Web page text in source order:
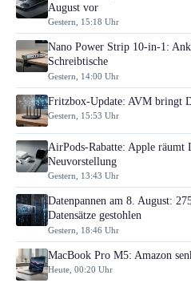
August vor
Gestern, 15:18 Uhr
Nano Power Strip 10-in-1:
Schreibtische
Gestern, 14:00 Uhr
Fritzbox-Update: AVM bringt
Gestern, 15:53 Uhr
AirPods-Rabatte: Apple räumt
Neuvorstellung
Gestern, 13:43 Uhr
Datenpannen am 8. August:
Datensätze gestohlen
Gestern, 18:46 Uhr
MacBook Pro M5: Amazon
Heute, 00:20 Uhr